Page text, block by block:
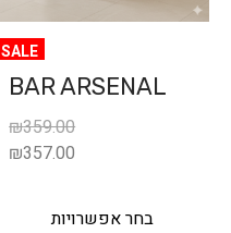
SALE
BAR ARSENAL
₪359.00
₪357.00
בחר אפשרויות